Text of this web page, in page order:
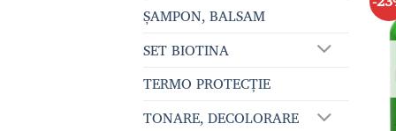
ȘAMPON, BALSAM
SET BIOTINA
TERMO PROTECȚIE
TONARE, DECOLORARE